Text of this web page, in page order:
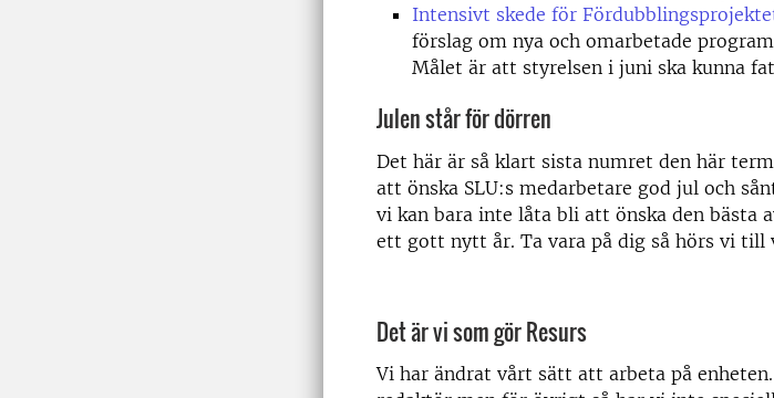
Intensivt skede för
förslag om nya och omarbetade
Målet är att styrelsen i juni ska kunna
Julen står för dörren
Det här är så klart sista numret den här
att önska SLU:s medarbetare god jul och
vi kan bara inte låta bli att önska den bästa
ett gott nytt år. Ta vara på dig så hörs vi till
Det är vi som gör Resurs
Vi har ändrat vårt sätt att arbeta på